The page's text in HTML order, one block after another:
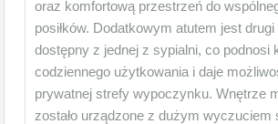
oraz komfortową przestrzeń do
posiłków. Dodatkowym atutem jest drugi
dostępny z jednej z sypialni, co podnosi
codziennego użytkowania i daje
prywatnej strefy wypoczynku. Wnętrze
zostało urządzone z dużym wyczuciem